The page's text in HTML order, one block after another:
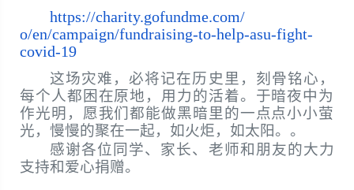
https://charity.gofundme.com/
o/en/campaign/fundraising-to-help-asu-fight-
covid-19
这场灾难，必将记在历史里，刻骨铭心，
每个人都困在原地， 用力的活着。于暗夜中为
作光明， 愿我们都能做黑暗里的一点点小小萤
光，慢慢的聚在一起，如火炬， 如太阳。。
感谢各位同学、家长、老师和朋友的大力
支持和爱心捐赠。